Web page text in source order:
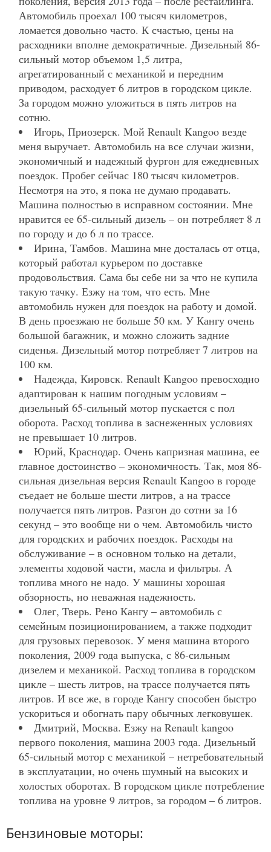
Автомобиль проехал 100 тысяч километров,
ломается довольно часто. К счастью, цены на
расходники вполне демократичные. Дизельный 86-
сильный мотор объемом 1,5 литра,
агрегатированный с механикой и передним
приводом, расходует 6 литров в городском цикле.
За городом можно уложиться в пять литров на
сотню.
Игорь, Приозерск. Мой Renault Kangoo везде
меня выручает. Автомобиль на все случаи жизни,
экономичный и надежный фургон для ежедневных
поездок. Пробег сейчас 180 тысяч километров.
Несмотря на это, я пока не думаю продавать.
Машина полностью в исправном состоянии. Мне
нравится ее 65-сильный дизель – он потребляет 8 л
по городу и до 6 л по трассе.
Ирина, Тамбов. Машина мне досталась от отца,
который работал курьером по доставке
продовольствия. Сама бы себе ни за что не купила
такую тачку. Езжу на том, что есть. Мне
автомобиль нужен для поездок на работу и домой.
В день проезжаю не больше 50 км. У Кангу очень
большой багажник, и можно сложить задние
сиденья. Дизельный мотор потребляет 7 литров на
100 км.
Надежда, Кировск. Renault Kangoo превосходно
адаптирован к нашим погодным условиям –
дизельный 65-сильный мотор пускается с пол
оборота. Расход топлива в заснеженных условиях
не превышает 10 литров.
Юрий, Краснодар. Очень капризная машина, ее
главное достоинство – экономичность. Так, моя 86-
сильная дизельная версия Renault Kangoo в городе
съедает не больше шести литров, а на трассе
получается пять литров. Разгон до сотни за 16
секунд – это вообще ни о чем. Автомобиль чисто
для городских и рабочих поездок. Расходы на
обслуживание – в основном только на детали,
элементы ходовой части, масла и фильтры. А
топлива много не надо. У машины хорошая
обзорность, но неважная надежность.
Олег, Тверь. Рено Кангу – автомобиль с
семейным позиционированием, а также подходит
для грузовых перевозок. У меня машина второго
поколения, 2009 года выпуска, с 86-сильным
дизелем и механикой. Расход топлива в городском
цикле – шесть литров, на трассе получается пять
литров. И все же, в городе Кангу способен быстро
ускориться и обогнать пару обычных легковушек.
Дмитрий, Москва. Езжу на Renault kangoo
первого поколения, машина 2003 года. Дизельный
65-сильный мотор с механикой – нетребовательный
в эксплуатации, но очень шумный на высоких и
холостых оборотах. В городском цикле потребление
топлива на уровне 9 литров, за городом – 6 литров.
Бензиновые моторы: